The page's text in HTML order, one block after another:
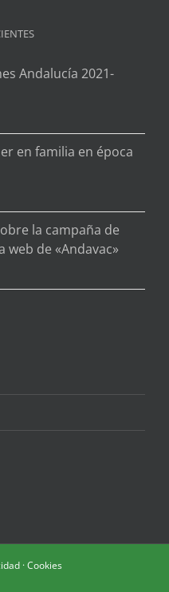
Andalucía 2021-
en familia en época
la campaña de
web de «Andavac»
·Cookies